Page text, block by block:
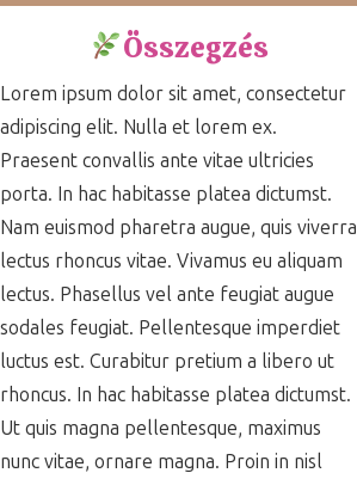
Összegzés
Lorem ipsum dolor sit amet, consectetur
adipiscing elit. Nulla et lorem ex.
Praesent convallis ante vitae ultricies
porta. In hac habitasse platea dictumst.
Nam euismod pharetra augue, quis viverra
lectus rhoncus vitae. Vivamus eu aliquam
lectus. Phasellus vel ante feugiat augue
sodales feugiat. Pellentesque imperdiet
luctus est. Curabitur pretium a libero ut
rhoncus. In hac habitasse platea dictumst.
Ut quis magna pellentesque, maximus
nunc vitae, ornare magna. Proin in nisl